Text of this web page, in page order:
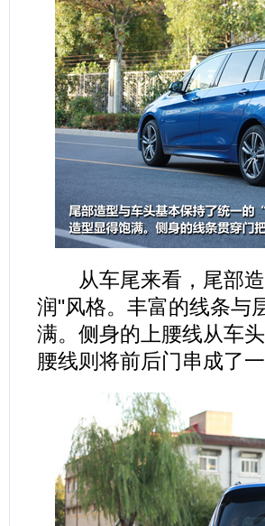
从车尾来看，尾部造
润"风格。丰富的线条与
满。侧身的上腰线从车
腰线则将前后门串成了一